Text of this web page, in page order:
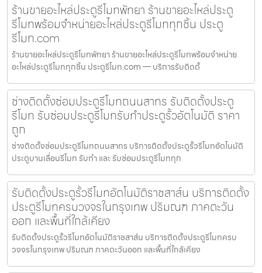
ร้านขายอะไหล่ประตูรีโมทพัทยา ร้านขายอะไหล่ประตู
รีโมทพร้อมจำหน่ายอะไหล่ประตูรีโมททุกชิ้น ประตู
รีโมท.com
ร้านขายอะไหล่ประตูรีโมทพัทยา ร้านขายอะไหล่ประตูรีโมทพร้อมจำหน่าย
อะไหล่ประตูรีโมททุกชิ้น ประตูรีโมท.com — บริการรับติดตั้
ช่างติดตั้งซ่อมประตูรีโมทถนนสาทร รับติดตั้งประตู
รีโมท รับซ่อมประตูรีโมทรับทำประตูรั้วอัตโนมัติ ราคา
ถูก
ช่างติดตั้งซ่อมประตูรีโมทถนนสาทร บริการติดตั้งประตูรั้วรีโมทอัตโนมัติ
ประตูบานเลื่อนรีโมท รับทำ และ รับซ่อมประตูรีโมททุก
รับติดตั้งประตูรั้วรีโมทอัตโนมัติราชสาส์น บริการติดตั้ง
ประตูรีโมทครบวงจรในกรุงเทพ ปริมณฑ ภาคตะวัน
ออก และพื้นที่ใกล้เคียง
รับติดตั้งประตูรั้วรีโมทอัตโนมัติราชสาส์น บริการติดตั้งประตูรีโมทครบ
วงจรในกรุงเทพ ปริมณฑ ภาคตะวันออก และพื้นที่ใกล้เคียง